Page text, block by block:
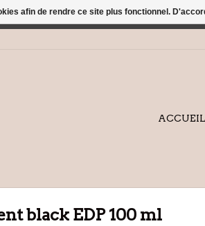
ACCUEIL
black EDP 100 ml
afin de rendre ce site plus fonctionnel.
Cette boutique est en construction.